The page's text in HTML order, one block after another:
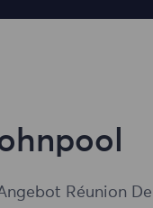
Réunion